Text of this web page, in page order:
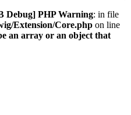
Debug] PHP Warning: in file
Extension/Core.php on line
an array or an object that